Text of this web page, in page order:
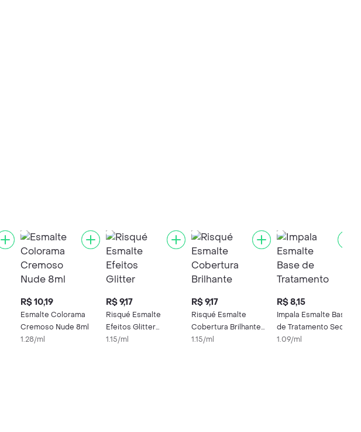
R$ 10,19
Esmalte Colorama
Cremoso Nude 8ml
1.28/ml
R$ 9,17
Risqué Esmalte
Efeitos Glitter
Granulado Rosé 8ml
1.15/ml
R$ 9,17
Risqué Esmalte
Cobertura Brilhante
Technology
1.15/ml
R$ 8,15
Impala Esmalte Base
de Tratamento Seda
1.09/ml